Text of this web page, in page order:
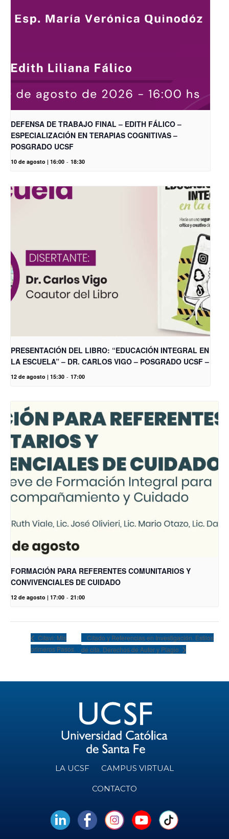
DEFENSA DE TRABAJO FINAL – EDITH FÁLICO –
ESPECIALIZACIÓN EN TERAPIAS COGNITIVAS –
POSGRADO UCSF
10 de agosto | 16:00 - 18:30
PRESENTACIÓN DEL LIBRO: “EDUCACIÓN INTEGRAL EN
LA ESCUELA” – DR. CARLOS VIGO – POSGRADO UCSF –
12 de agosto | 15:30 - 17:00
FORMACIÓN PARA REFERENTES COMUNITARIOS Y
CONVIVENCIALES DE CUIDADO
12 de agosto | 17:00 - 21:00
Citavi: Mis
primeros Pasos.
Citado y Referencias en Investigación. Estilos
de cita. Derechos de Autor y Plagio
LA UCSF CAMPUS VIRTUAL
CONTACTO